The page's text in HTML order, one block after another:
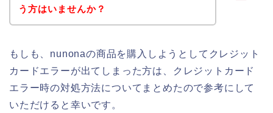
う方はいませんか？
もしも、nunonaの商品を購入しようとしてクレジット
カードエラーが出てしまった方は、クレジットカード
エラー時の対処方法についてまとめたので参考にして
いただけると幸いです。